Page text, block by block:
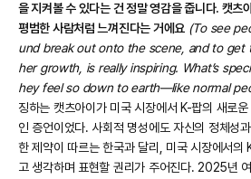
을 지켜볼 수 있다는 건 정말 영감을 줍니다. 캣츠
평범한 사람처럼 느껴진다는 거에요(To see
und break out onto the scene, and to get
her growth, is really inspiring. What’s
hey feel so down to earth—like normal
징하는 캣츠아이가 미국 시장에서 K-팝의 새로
인 증언이었다. 사회적 명성에도 자신의 정체성
한 제약이 따르는 한국과 달리, 미국 시장에서의
고 생각하며 표현할 권리가 주어진다. 2025년